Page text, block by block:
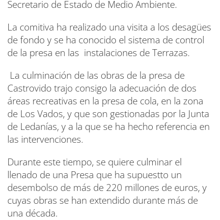
Secretario de Estado de Medio Ambiente.
La comitiva ha realizado una visita a los desagües
de fondo y se ha conocido el sistema de control
de la presa en las instalaciones de Terrazas.
La culminación de las obras de la presa de
Castrovido trajo consigo la adecuación de dos
áreas recreativas en la presa de cola, en la zona
de Los Vados, y que son gestionadas por la Junta
de Ledanías, y a la que se ha hecho referencia en
las intervenciones.
Durante este tiempo, se quiere culminar el
llenado de una Presa que ha supuestto un
desembolso de más de 220 millones de euros, y
cuyas obras se han extendido durante más de
una década.